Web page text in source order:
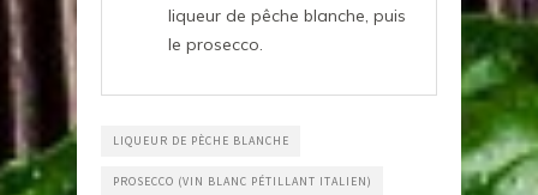
liqueur de pêche blanche, puis
le prosecco.
LIQUEUR DE PÈCHE BLANCHE
PROSECCO (VIN BLANC PÉTILLANT ITALIEN)